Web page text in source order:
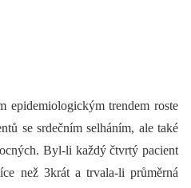
epidemiologickým trendem roste
se srdečním selháním, ale také
Byl-li každý čtvrtý pacient
než 3krát a trvala-li průměrná